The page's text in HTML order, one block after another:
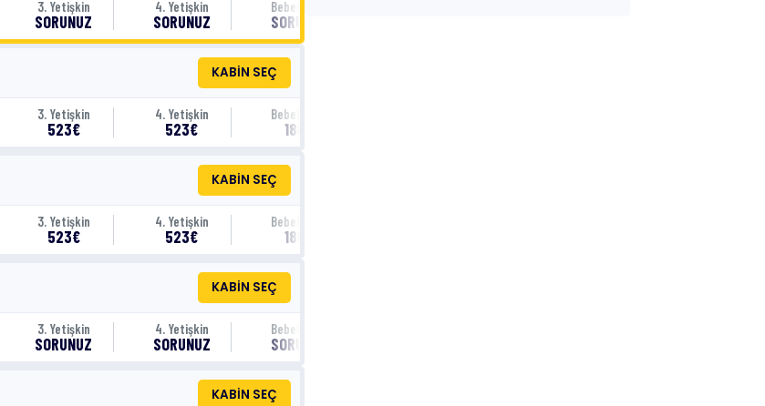
3. Yetişkin
SORUNUZ
4. Yetişkin
SORUNUZ
Bebek (0-1)
SORUNUZ
KABİN SEÇ
3. Yetişkin
523€
4. Yetişkin
523€
Bebek (0-1)
180€
KABİN SEÇ
3. Yetişkin
523€
4. Yetişkin
523€
Bebek (0-1)
180€
KABİN SEÇ
3. Yetişkin
SORUNUZ
4. Yetişkin
SORUNUZ
Bebek (0-1)
SORUNUZ
KABİN SEÇ